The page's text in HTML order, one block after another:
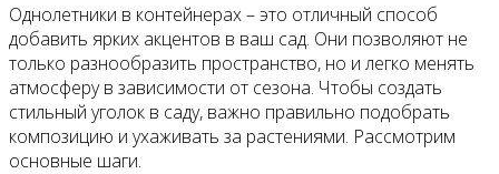
Однолетники в контейнерах – это отличный способ
добавить ярких акцентов в ваш сад. Они позволяют не
только разнообразить пространство, но и легко менять
атмосферу в зависимости от сезона. Чтобы создать
стильный уголок в саду, важно правильно подобрать
композицию и ухаживать за растениями. Рассмотрим
основные шаги.